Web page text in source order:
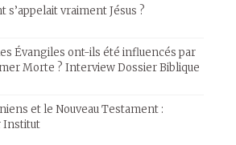
s’appelait vraiment Jésus ?
Évangiles ont-ils été influencés par
Morte ? Interview Dossier Biblique
et le Nouveau Testament :
Institut